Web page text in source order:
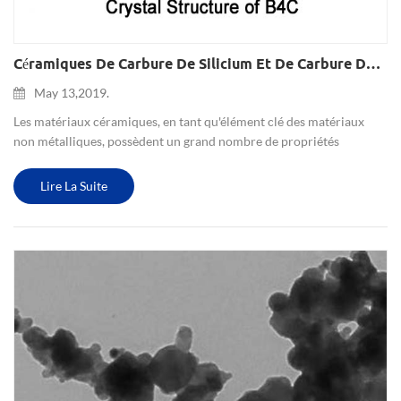
Céramiques De Carbure De Silicium Et De Carbure De Bore Utilisées Dans Le Domaine Des Blindages Pare-Balles
May 13,2019.
Les matériaux céramiques, en tant qu'élément clé des matériaux
non métalliques, possèdent un grand nombre de propriétés
mécaniques et électrochimiques, une faible conductivité
thermique, un...
Lire La Suite